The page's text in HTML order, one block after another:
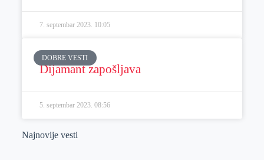
7. septembar 2023. 10:05
DOBRE VESTI
Dijamant zapošljava
5. septembar 2023. 08:56
Najnovije vesti